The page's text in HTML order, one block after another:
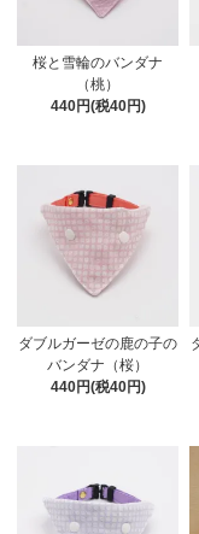
桜と雪輪のバンダナ
（桃）
440円(税40円)
ダブルガーゼの鹿の子の
バンダナ（桜）
440円(税40円)